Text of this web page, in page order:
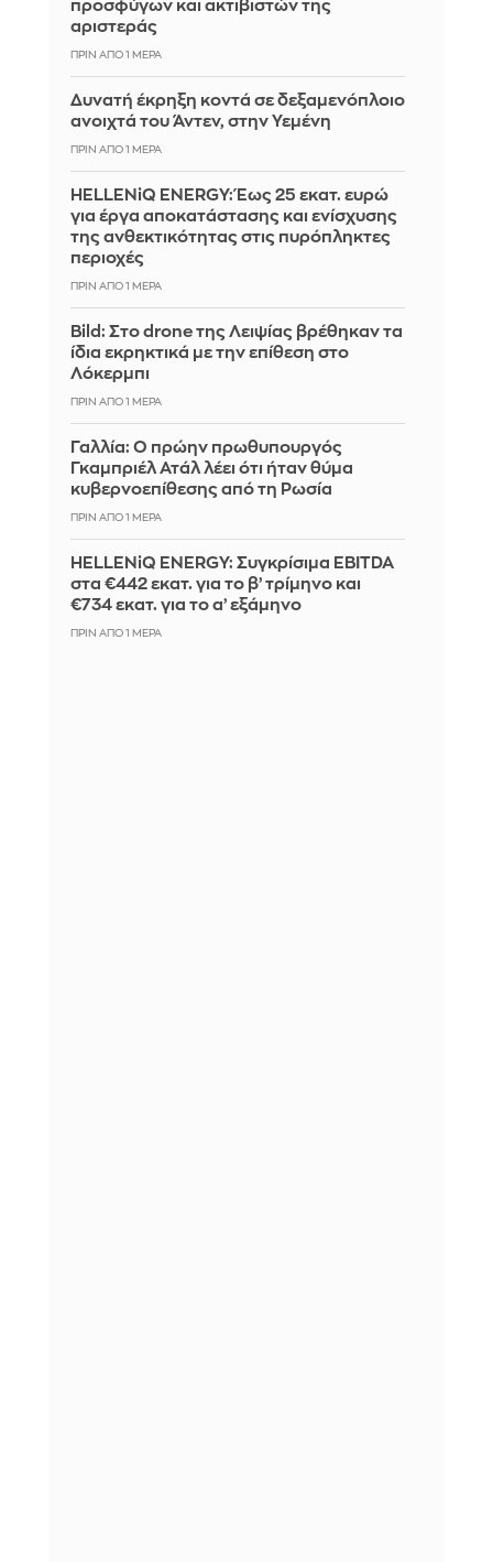
προσφύγων και ακτιβιστών της
αριστεράς
ΠΡΙΝ ΑΠΌ 1 ΜΈΡΑ
Δυνατή έκρηξη κοντά σε δεξαμενόπλοιο
ανοιχτά του Άντεν, στην Υεμένη
ΠΡΙΝ ΑΠΌ 1 ΜΈΡΑ
HELLENiQ ENERGY: Έως 25 εκατ. ευρώ
για έργα αποκατάστασης και ενίσχυσης
της ανθεκτικότητας στις πυρόπληκτες
περιοχές
ΠΡΙΝ ΑΠΌ 1 ΜΈΡΑ
Bild: Στο drone της Λειψίας βρέθηκαν τα
ίδια εκρηκτικά με την επίθεση στο
Λόκερμπι
ΠΡΙΝ ΑΠΌ 1 ΜΈΡΑ
Γαλλία: Ο πρώην πρωθυπουργός
Γκαμπριέλ Ατάλ λέει ότι ήταν θύμα
κυβερνοεπίθεσης από τη Ρωσία
ΠΡΙΝ ΑΠΌ 1 ΜΈΡΑ
HELLENiQ ENERGY: Συγκρίσιμα EBITDA
στα €442 εκατ. για το β’ τρίμηνο και
€734 εκατ. για το α’ εξάμηνο
ΠΡΙΝ ΑΠΌ 1 ΜΈΡΑ